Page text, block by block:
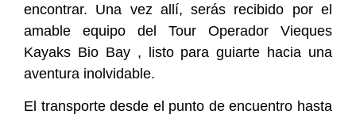
encontrar. Una vez allí, serás recibido por el
amable equipo del Tour Operador Vieques
Kayaks Bio Bay , listo para guiarte hacia una
aventura inolvidable.
El transporte desde el punto de encuentro hasta